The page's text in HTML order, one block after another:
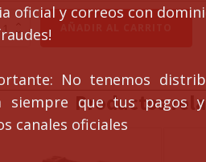
oficial y correos con
No tenemos
siempre que tus pagos
canales oficiales
Productos